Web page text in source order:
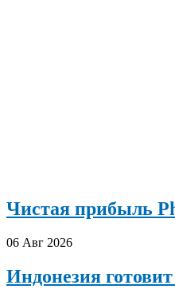
Чистая прибыль
06 Авг 2026
Индонезия